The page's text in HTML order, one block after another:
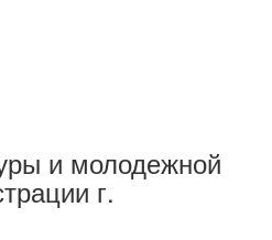
и молодежной
г.